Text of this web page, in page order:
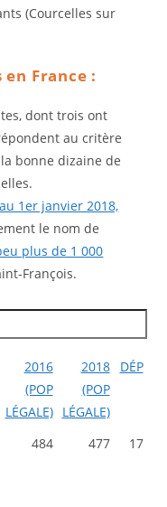
(Courcelles sur
France :
dont trois ont
au critère
bonne dizaine de
1er janvier 2018,
le nom de
plus de 1 000
François.
2016
(POP
LÉGALE)
2018
(POP
LÉGALE)
DÉP
484 477 17